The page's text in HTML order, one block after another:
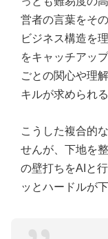
営者の言葉をそ
ビジネス構造を
をキャッチアッ
ごとの関心や理
キルが求められ
こうした複合的
せんが、下地を
の壁打ちをAIと
ッとハードルが